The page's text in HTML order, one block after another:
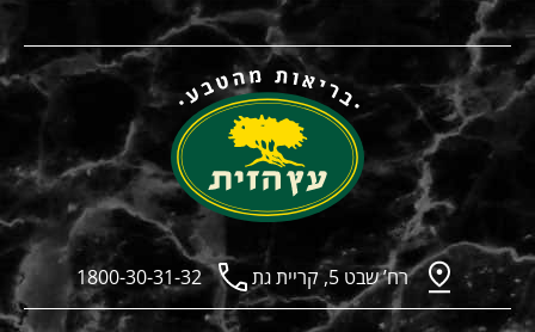
רח’ שבט 5, קריית גת 1800-30-31-32